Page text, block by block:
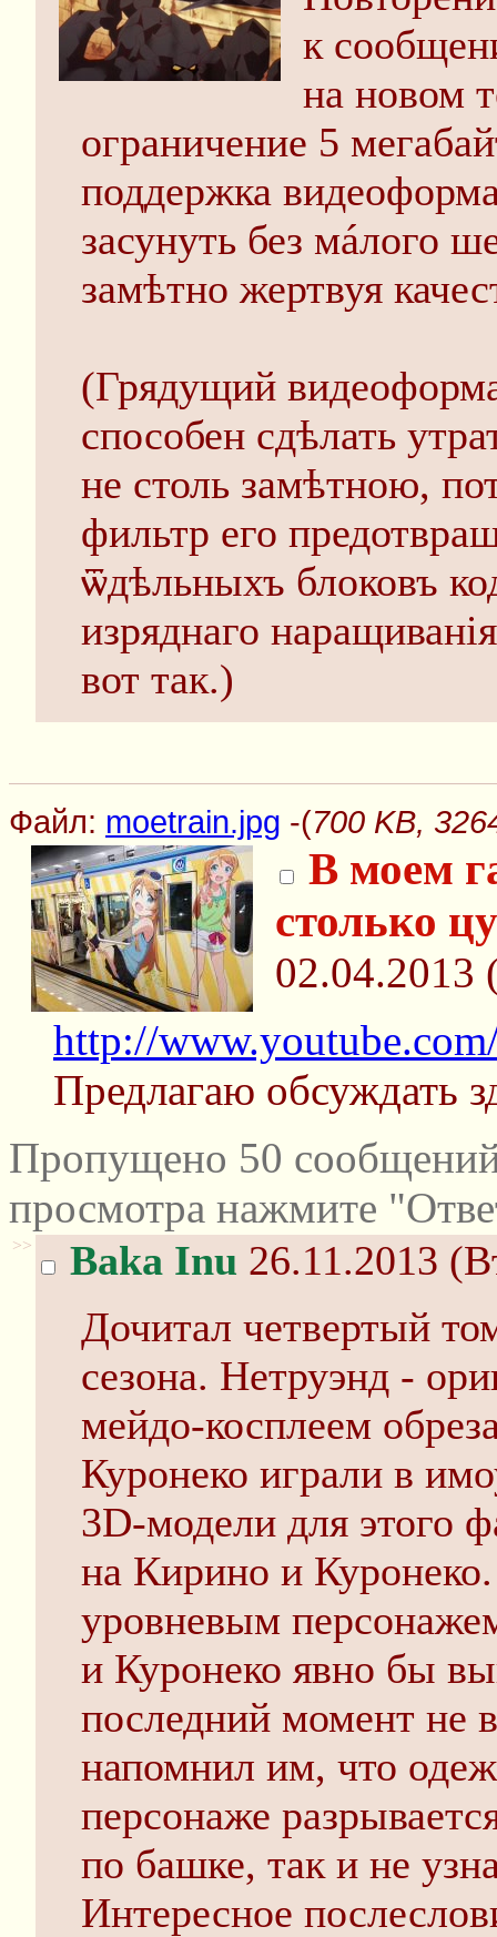
к
на новом
ограничение 5
поддержка
засунуть без мáлого
замѣтно жертвуя
(Грядущий
способен сдѣлать
не столь замѣтною,
фильтр его
ѿдѣльныхъ блоковъ
изряднаго
вот так.)
Файл: moetrain.jpg -(700 KB,
В моем
столько
02.04.2013
http://
Предлагаю обсуждать
Пропущено 50
просмотра нажмите
>> Baka Inu 26.11.2013
Дочитал четвертый
сезона. Нетруэнд -
мейдо-косплеем
Куронеко играли в
3D-модели для этого
на Кирино и
уровневым
и Куронеко явно бы
последний момент не
напомнил им, что
персонаже
по башке, так и не
Интересное